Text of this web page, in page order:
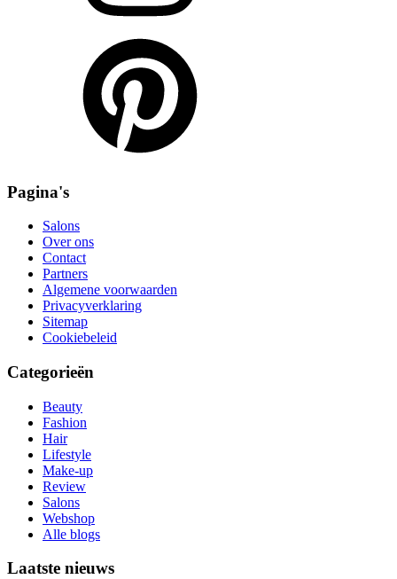
Pagina's
Salons
Over ons
Contact
Partners
Algemene voorwaarden
Privacyverklaring
Sitemap
Cookiebeleid
Categorieën
Beauty
Fashion
Hair
Lifestyle
Make-up
Review
Salons
Webshop
Alle blogs
Laatste nieuws